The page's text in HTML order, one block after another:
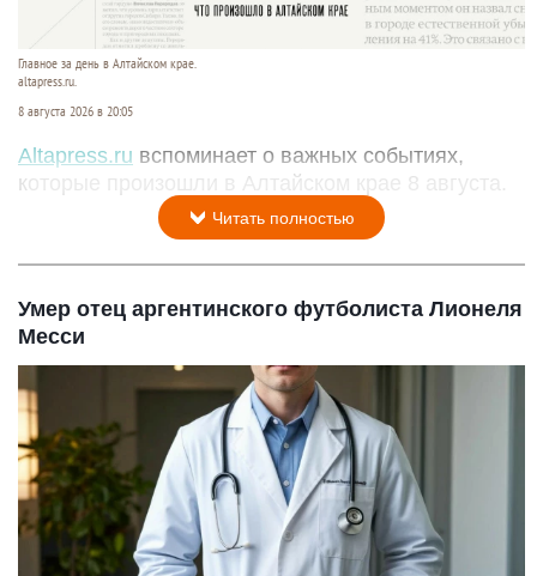
Главное за день в Алтайском крае.
altapress.ru.
8 августа 2026 в 20:05
Altapress.ru вспоминает о важных событиях,
которые произошли в Алтайском крае 8 августа.
Читать полностью
Умер отец аргентинского футболиста Лионеля
Месси